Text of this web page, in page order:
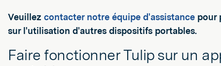
Veuillez contacter notre équipe d'assistance pour
sur l'utilisation d'autres dispositifs portables.
Faire fonctionner Tulip sur un